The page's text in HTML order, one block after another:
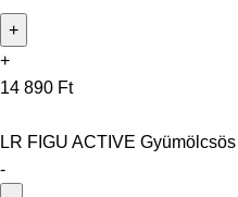
+
14 890 Ft
LR FIGU ACTIVE
-